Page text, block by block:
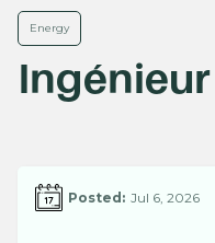
Energy
Posted: Jul 6, 2026